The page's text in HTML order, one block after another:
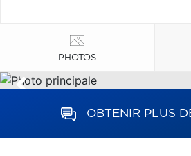
PHOTOS
OBTENIR PLUS